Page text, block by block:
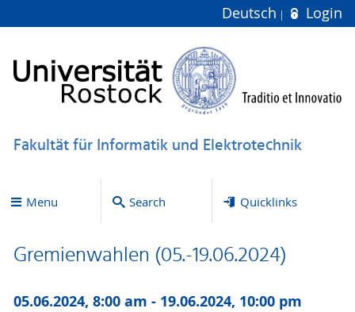
Deutsch Login
Fakultät für Informatik und Elektrotechnik
Menu Search Quicklinks
Gremienwahlen (05.-19.06.2024)
05.06.2024, 8:00 am - 19.06.2024, 10:00 pm